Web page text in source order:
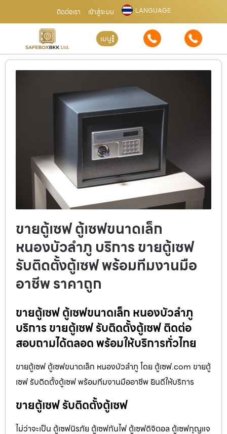
ติดต่อเรา เข้าสู่ระบบ LANGUAGE
เมนู
ขายตู้เซฟ ตู้เซฟขนาดเล็ก
หนองบัวลำภู บริการ ขายตู้เซฟ
รับติดตั้งตู้เซฟ พร้อมทีมงานมือ
อาชีพ ราคาถูก
ขายตู้เซฟ ตู้เซฟขนาดเล็ก หนองบัวลำภู
บริการ ขายตู้เซฟ รับติดตั้งตู้เซฟ ติดต่อ
สอบถามได้ตลอด พร้อมให้บริการทั่วไทย
ขายตู้เซฟ ตู้เซฟขนาดเล็ก หนองบัวลำภู โดย ตู้เซฟ.com ขายตู้
เซฟ รับติดตั้งตู้เซฟ พร้อมทีมงานมืออาชีพ ยินดีให้บริการ
ขายตู้เซฟ รับติดตั้งตู้เซฟ
ไม่ว่าจะเป็น ตู้เซฟนิรภัย ตู้เซฟกันไฟ ตู้เซฟดิจิตอล ตู้เซฟกุญแจ